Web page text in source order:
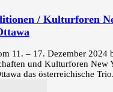
/ Kulturforen
11. – 17. Dezember 2024
und Kulturforen New
das österreichische